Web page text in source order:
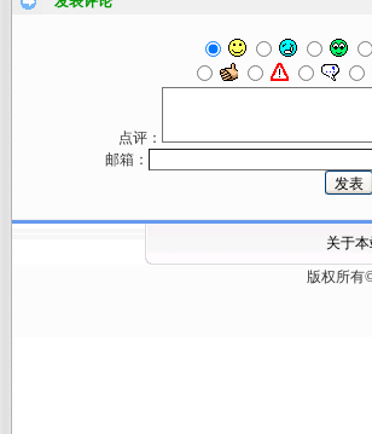
点评：
邮箱：
关于本
版权所有